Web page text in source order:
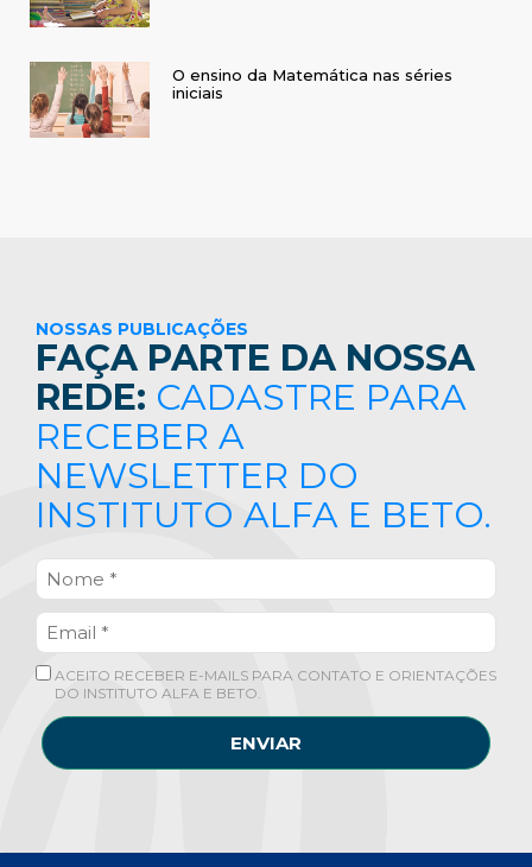
O ensino da Matemática nas séries
iniciais
NOSSAS PUBLICAÇÕES
FAÇA PARTE DA NOSSA
REDE: CADASTRE PARA
RECEBER A
NEWSLETTER DO
INSTITUTO ALFA E BETO.
ACEITO RECEBER E-MAILS PARA CONTATO E ORIENTAÇÕES
DO INSTITUTO ALFA E BETO.
ENVIAR